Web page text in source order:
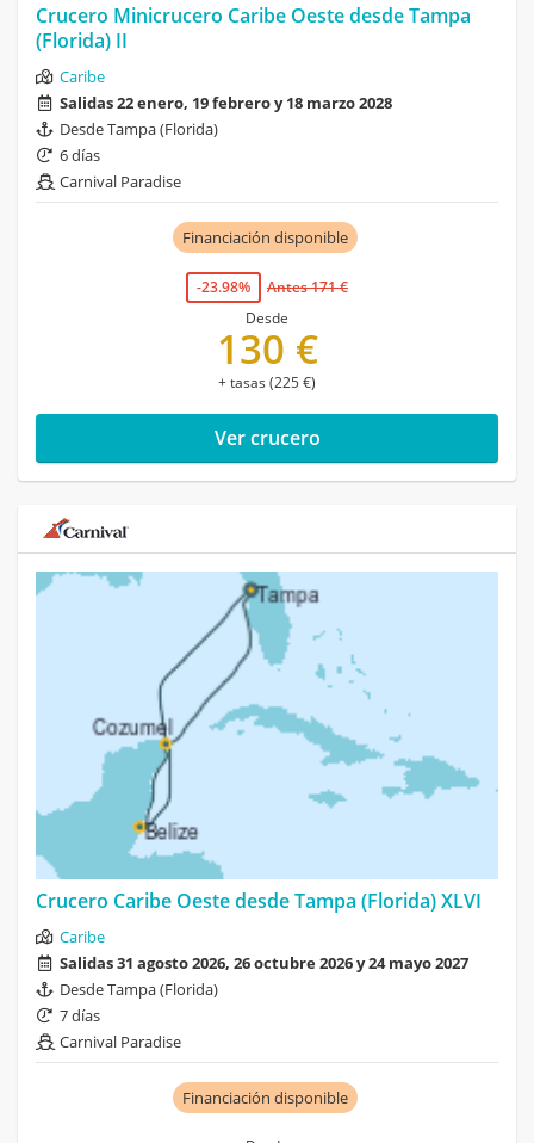
Crucero Minicrucero Caribe Oeste desde Tampa
(Florida) II
Caribe
Salidas 22 enero, 19 febrero y 18 marzo 2028
Desde Tampa (Florida)
6 días
Carnival Paradise
Financiación disponible
-23.98%
Antes 171 €
Desde
130 €
+ tasas (225 €)
Ver crucero
Crucero Caribe Oeste desde Tampa (Florida) XLVI
Caribe
Salidas 31 agosto 2026, 26 octubre 2026 y 24 mayo 2027
Desde Tampa (Florida)
7 días
Carnival Paradise
Financiación disponible